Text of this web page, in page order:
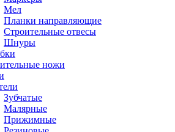
Мел
Планки направляющие
Строительные отвесы
Шнуры
ножи
Зубчатые
Малярные
Прижимные